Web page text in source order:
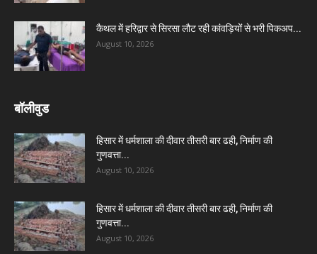
कैथल में हरिद्वार से सिरसा लौट रही कांवड़ियों से भरी पिकअप...
August 10, 2026
बॉलीवुड
हिसार में धर्मशाला की दीवार तीसरी बार ढही, निर्माण की
गुणवत्ता...
August 10, 2026
हिसार में धर्मशाला की दीवार तीसरी बार ढही, निर्माण की
गुणवत्ता...
August 10, 2026